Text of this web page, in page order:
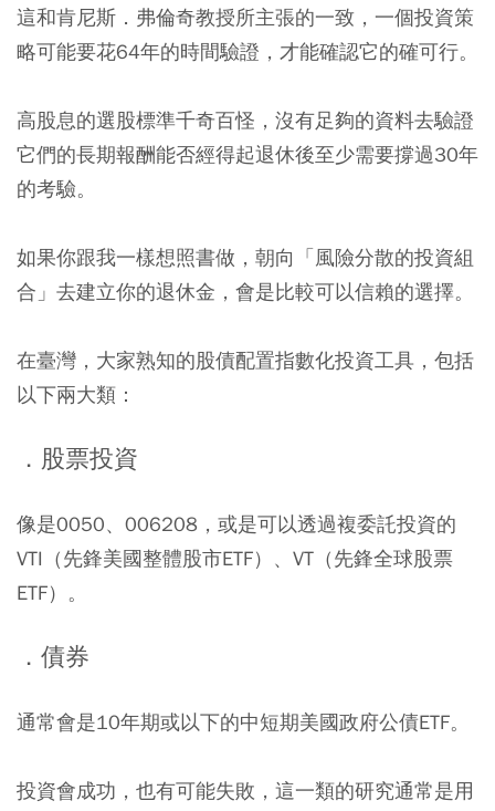
這和肯尼斯．弗倫奇教授所主張的一致，一個投資策
略可能要花64年的時間驗證，才能確認它的確可行。
高股息的選股標準千奇百怪，沒有足夠的資料去驗證
它們的長期報酬能否經得起退休後至少需要撐過30年
的考驗。
如果你跟我一樣想照書做，朝向「風險分散的投資組
合」去建立你的退休金，會是比較可以信賴的選擇。
在臺灣，大家熟知的股債配置指數化投資工具，包括
以下兩大類：
．股票投資
像是0050、006208，或是可以透過複委託投資的
VTI（先鋒美國整體股市ETF）、VT（先鋒全球股票
ETF）。
．債券
通常會是10年期或以下的中短期美國政府公債ETF。
投資會成功，也有可能失敗，這一類的研究通常是用